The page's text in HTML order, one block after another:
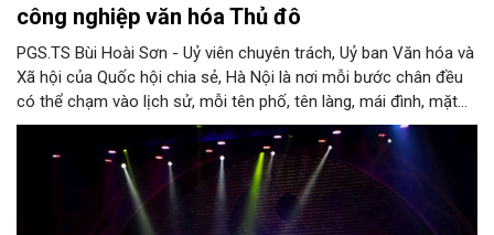
công nghiệp văn hóa Thủ đô
PGS.TS Bùi Hoài Sơn - Uỷ viên chuyên trách, Uỷ ban Văn hóa và
Xã hội của Quốc hội chia sẻ, Hà Nội là nơi mỗi bước chân đều
có thể chạm vào lịch sử, mỗi tên phố, tên làng, mái đình, mặt
hồ, nếp nhà, câu hát, món ăn, làn điệu, nghề thủ công đều có
thể kể một câu chuyện về chiều sâu văn hiến của dân tộc.
Nhưng trong kỷ nguyên mới, câu hỏi đặt ra không chỉ Hà Nội có
bao nhiêu di sản, bao nhiêu văn nghệ sĩ, trí thức, không gian ký
ức, mà là làm thế nào để những giá trị ấy trở thành nguồn lực